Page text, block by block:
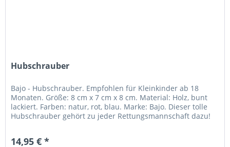
Hubschrauber
Bajo - Hubschrauber. Empfohlen für Kleinkinder ab 18
Monaten. Größe: 8 cm x 7 cm x 8 cm. Material: Holz, bunt
lackiert. Farben: natur, rot, blau. Marke: Bajo. Dieser tolle
Hubschrauber gehört zu jeder Rettungsmannschaft dazu!
14,95 € *